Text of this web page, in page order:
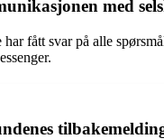
med
fått svar på alle